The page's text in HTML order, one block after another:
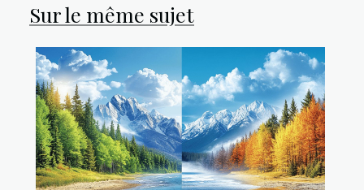
Sur le même sujet